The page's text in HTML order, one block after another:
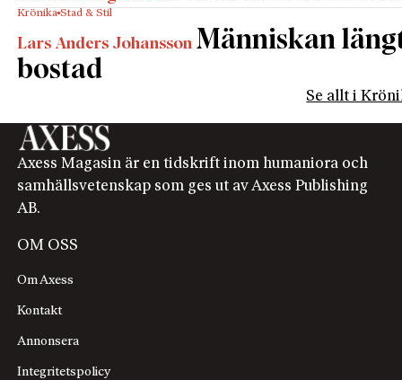
Krönika Stad & Stil
Lars Anders Johansson Människan
bostad
Se allt i
Axess Magasin är en tidskrift inom humaniora och
samhällsvetenskap som ges ut av Axess Publishing
AB.
OM OSS
Om Axess
Kontakt
Annonsera
Integritetspolicy